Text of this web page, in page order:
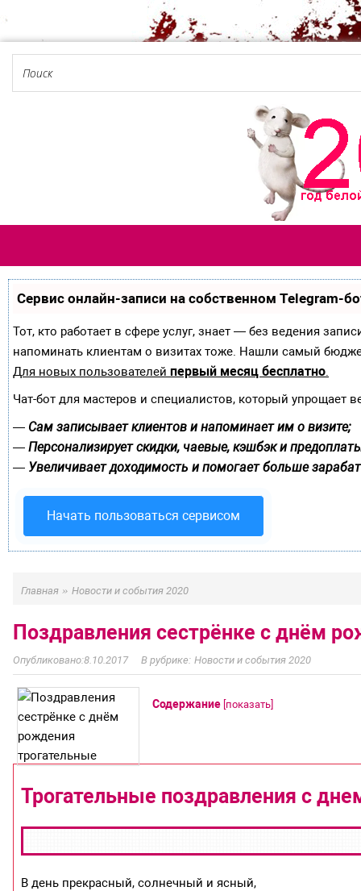
Сервис онлайн-записи на собственном Telegram-
Тот, кто работает в сфере услуг, знает — без ведения
напоминать клиентам о визитах тоже. Нашли самый
Для новых пользователей первый месяц бесплатно.
Чат-бот для мастеров и специалистов, который упрощает
— Сам записывает клиентов и напоминает им о визите;
— Персонализирует скидки, чаевые, кэшбэк и
— Увеличивает доходимость и помогает больше
Начать пользоваться сервисом
Главная » Новости и события 2020
Поздравления сестрёнке с днём
8.10.2017 Новости и события 2020
Содержание [показать]
Трогательные поздравления с
В день прекрасный, солнечный и ясный,